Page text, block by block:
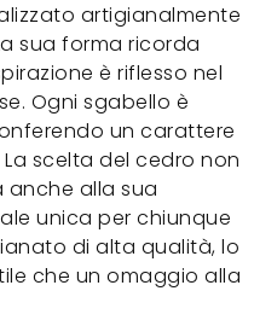
artigianalmente
sua forma ricorda
è riflesso nel
Ogni sgabello è
un carattere
scelta del cedro non
anche alla sua
unica per chiunque
di alta qualità, lo
che un omaggio alla